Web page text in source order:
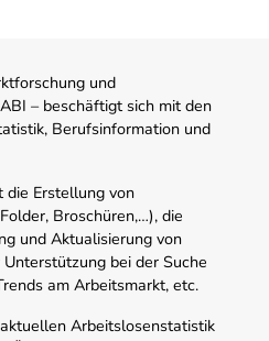
und
– beschäftigt sich mit den
Berufsinformation und
die Erstellung von
Broschüren,…), die
und Aktualisierung von
bei der Suche
am Arbeitsmarkt, etc.
Arbeitslosenstatistik